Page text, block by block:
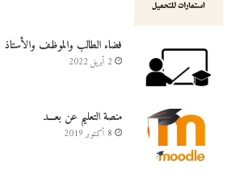
فضاء الطالب والموظف والأستاذ
2 أبريل 2022
منصة التعليم عن بعـــد
8 أكتوبر 2019